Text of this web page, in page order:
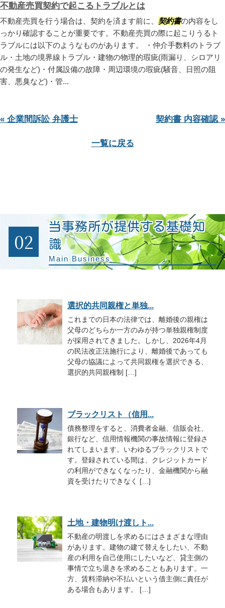
不動産売買契約で起こるトラブルとは
不動産売買を行う場合は、契約を済ます前に、 契約書の内容をし
っかり確認することが重要です。不動産売買の際に起こりうるト
ラブルには以下のようなものがあります。 ・仲介手数料のトラブ
ル・土地の境界線トラブル・建物の物理的瑕疵(雨漏り、シロアリ
の発生など)・付属設備の故障・周辺環境の瑕疵(騒音、日照の阻
害、悪臭など)・管...
« 企業間訴訟 弁護士 契約書 内容確認 »
一覧に戻る
02
当事務所が提供する基礎知
識
Main Business
選択的共同親権と単独...
これまでの日本の法律では、離婚後の親権は
父母のどちらか一方のみが持つ単独親権制度
が採用されてきました。しかし、2026年4月
の民法改正法施行により、離婚後であっても
父母の協議によって共同親権を選択できる、
選択的共同親権制 […]
ブラックリスト（信用...
債務整理をすると、消費者金融、信販会社、
銀行など、信用情報機関の事故情報に登録さ
れてしまいます。いわゆるブラックリストで
す。登録されている間は、クレジットカード
の利用ができなくなったり、金融機関から融
資を受けたりできなく […]
土地・建物明け渡しト...
不動産の明渡しを求めるにはさまざまな理由
があります。建物の建て替えをしたい、不動
産の利用を自己使用にしたいなど、貸主側の
事情で立ち退きを求めることもあります。一
方、賃料滞納や不払いという借主側に責任が
ある場合もあります。 […]